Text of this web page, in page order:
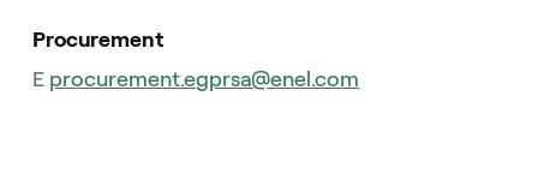
Procurement
E procurement.egprsa@enel.com